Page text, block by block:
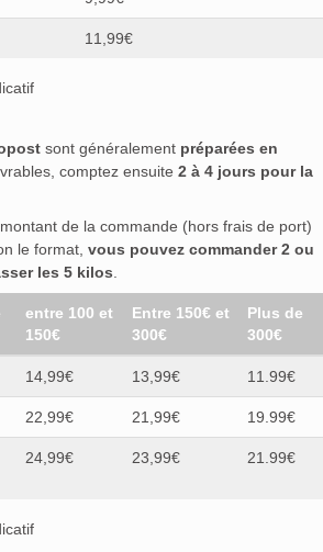
11,99€
sont généralement préparées en
comptez ensuite 2 à 4 jours pour la
de la commande (hors frais de port)
le format, vous pouvez commander 2 ou
les 5 kilos
entre 100 et
150€
Entre 150€ et
300€
Plus de
300€
14,99€ 13,99€ 11.99€
22,99€ 21,99€ 19.99€
24,99€ 23,99€ 21.99€